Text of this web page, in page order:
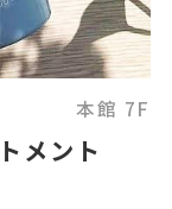
本館 7F
メント